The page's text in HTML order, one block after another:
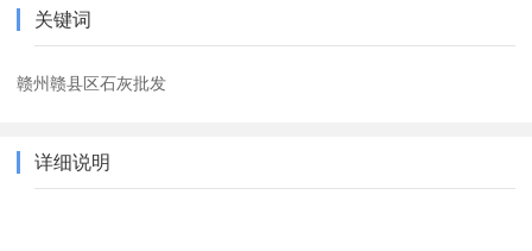
关键词
赣州赣县区石灰批发
详细说明